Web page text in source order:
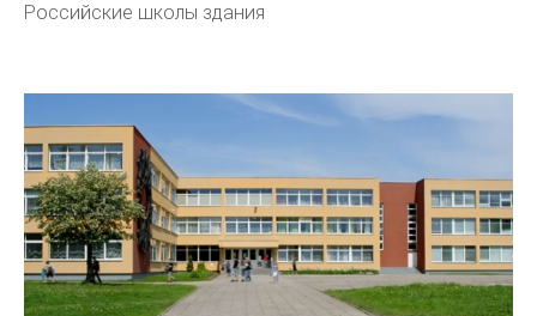
Российские школы здания